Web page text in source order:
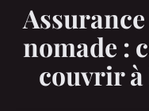
nomade :
couvrir